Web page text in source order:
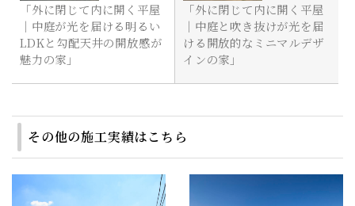
「外に閉じて内に開く平屋
｜中庭が光を届ける明るい
LDKと勾配天井の開放感が
魅力の家」
「外に閉じて内に開く平屋
｜中庭と吹き抜けが光を届
ける開放的なミニマルデザ
インの家」
その他の施工実績はこちら